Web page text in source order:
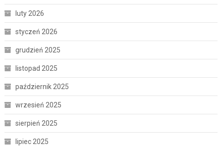
luty 2026
styczeń 2026
grudzień 2025
listopad 2025
październik 2025
wrzesień 2025
sierpień 2025
lipiec 2025